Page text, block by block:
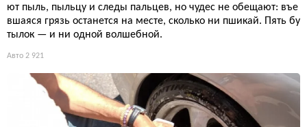
ют пыль, пыльцу и следы пальцев, но чудес не обещают: въе
вшаяся грязь останется на месте, сколько ни пшикай. Пять бу
тылок — и ни одной волшебной.
Авто 2 921